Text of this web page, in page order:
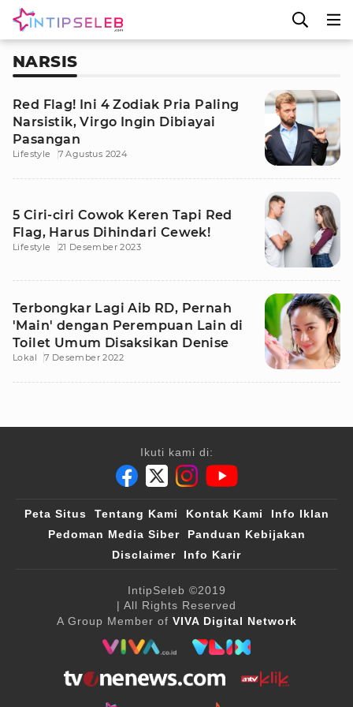
NARSIS
Red Flag! Ini 4 Zodiak Pria Paling
Narsistik, Virgo Ingin Dibiayai
Pasangan
Lifestyle 7 Agustus 2024
5 Ciri-ciri Cowok Keren Tapi Red
Flag, Harus Dihindari Cewek!
Lifestyle 21 Desember 2023
Terbongkar Lagi Aib RD, Pernah
'Main' dengan Perempuan Lain di
Toilet Umum Disaksikan Denise
Lokal 7 Desember 2022
Ikuti kami di:
Peta Situs Tentang Kami Kontak Kami
Info Iklan
Pedoman Media Siber
Panduan Kebijakan
Disclaimer
Info Karir
IntipSeleb ©2019
| All Rights Reserved
A Group Member of VIVA Digital Network